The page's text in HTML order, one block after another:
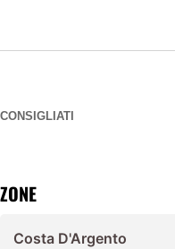
CONSIGLIATI
ZONE
Costa D'Argento